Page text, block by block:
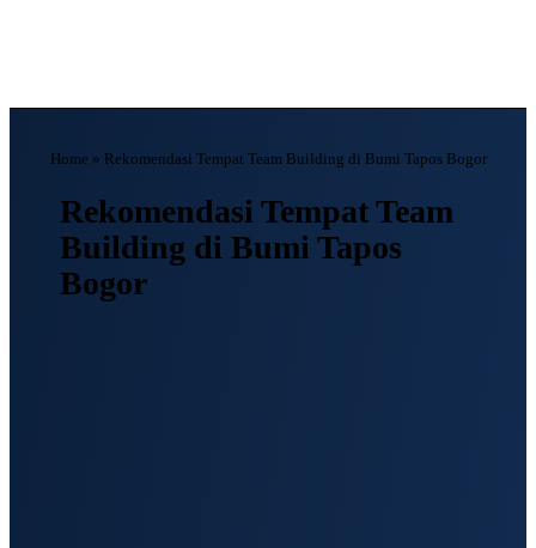
Home » Rekomendasi Tempat Team Building di Bumi Tapos Bogor
Rekomendasi Tempat Team
Building di Bumi Tapos
Bogor